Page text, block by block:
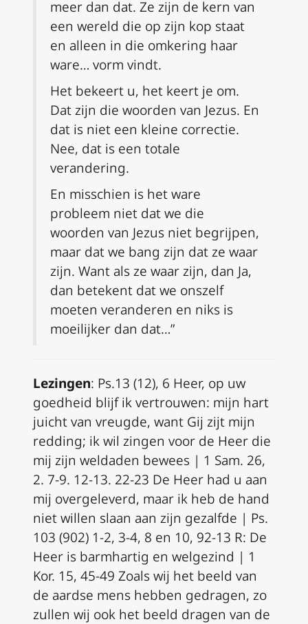
meer dan dat. Ze zijn de kern van
een wereld die op zijn kop staat
en alleen in die omkering haar
ware… vorm vindt.
Het bekeert u, het keert je om.
Dat zijn die woorden van Jezus. En
dat is niet een kleine correctie.
Nee, dat is een totale
verandering.
En misschien is het ware
probleem niet dat we die
woorden van Jezus niet begrijpen,
maar dat we bang zijn dat ze waar
zijn. Want als ze waar zijn, dan Ja,
dan betekent dat we onszelf
moeten veranderen en niks is
moeilijker dan dat…”
Lezingen: Ps.13 (12), 6 Heer, op uw
goedheid blijf ik vertrouwen: mijn hart
juicht van vreugde, want Gij zijt mijn
redding; ik wil zingen voor de Heer die
mij zijn weldaden bewees | 1 Sam. 26,
2. 7-9. 12-13. 22-23 De Heer had u aan
mij overgeleverd, maar ik heb de hand
niet willen slaan aan zijn gezalfde | Ps.
103 (902) 1-2, 3-4, 8 en 10, 92-13 R: De
Heer is barmhartig en welgezind | 1
Kor. 15, 45-49 Zoals wij het beeld van
de aardse mens hebben gedragen, zo
zullen wij ook het beeld dragen van de